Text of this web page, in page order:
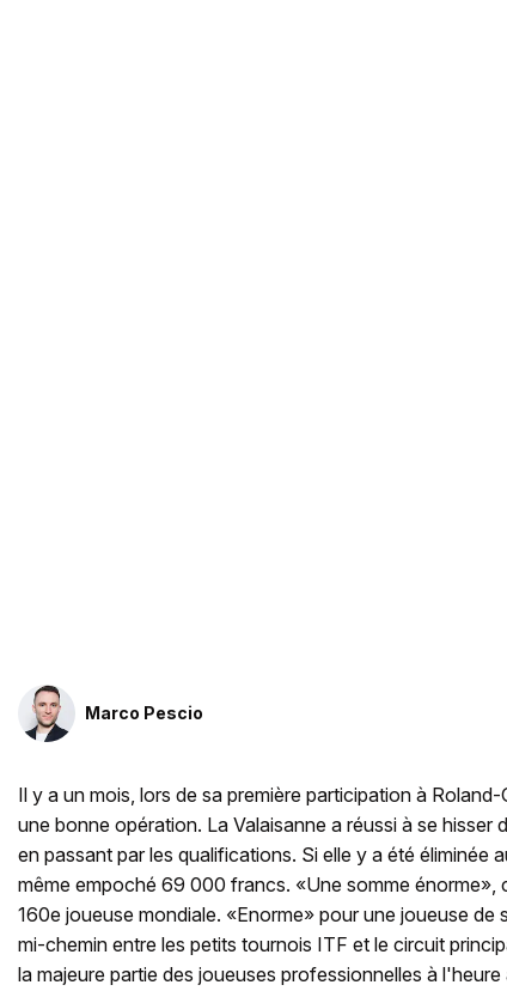
Marco Pescio
Il y a un mois, lors de sa première participation à
une bonne opération. La Valaisanne a réussi à se hisser
en passant par les qualifications. Si elle y a été éliminée
même empoché 69 000 francs. «Une somme énorme»,
160e joueuse mondiale. «Enorme» pour une joueuse de
mi-chemin entre les petits tournois ITF et le circuit
la majeure partie des joueuses professionnelles à